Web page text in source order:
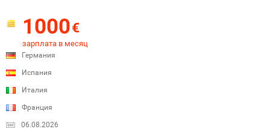
1000€
зарплата в месяц
Германия
Испания
Италия
Франция
06.08.2026